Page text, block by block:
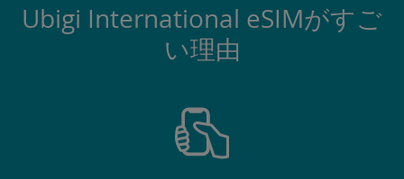
Ubigi International eSIMがすご
い理由